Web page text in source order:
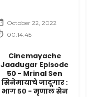
October 22, 2022
00:14:45
Cinemayache
Jaadugar Episode
50 - Mrinal Sen
सिनेमायाचे जादूगार :
भाग ५० - मृणाल सेन